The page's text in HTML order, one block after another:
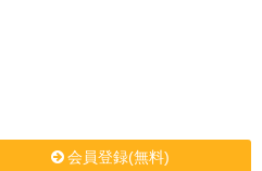
会員登録(無料)